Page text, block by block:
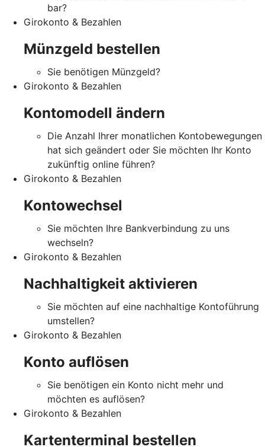
bar?
Girokonto & Bezahlen
Münzgeld bestellen
Sie benötigen Münzgeld?
Girokonto & Bezahlen
Kontomodell ändern
Die Anzahl Ihrer monatlichen Kontobewegungen
hat sich geändert oder Sie möchten Ihr Konto
zukünftig online führen?
Girokonto & Bezahlen
Kontowechsel
Sie möchten Ihre Bankverbindung zu uns
wechseln?
Girokonto & Bezahlen
Nachhaltigkeit aktivieren
Sie möchten auf eine nachhaltige Kontoführung
umstellen?
Girokonto & Bezahlen
Konto auflösen
Sie benötigen ein Konto nicht mehr und
möchten es auflösen?
Girokonto & Bezahlen
Kartenterminal bestellen